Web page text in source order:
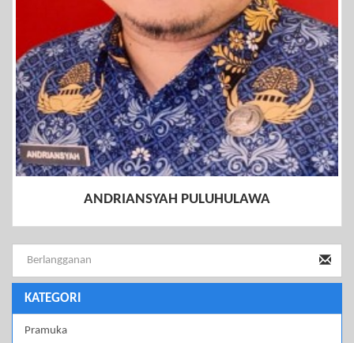
ANDRIANSYAH PULUHULAWA
KATEGORI
Pramuka